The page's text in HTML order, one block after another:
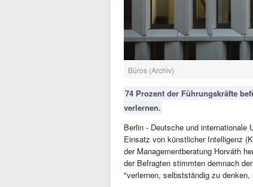
Büros (Archiv)
74 Prozent der Führungskräfte
verlernen.
Berlin - Deutsche und internationale
Einsatz von künstlicher Intelligenz
der Managementberatung Horváth
der Befragten stimmten demnach
"verlernen, selbstständig zu